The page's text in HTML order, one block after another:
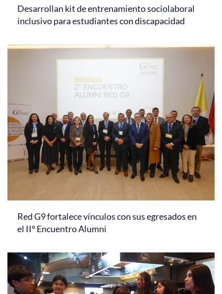
Desarrollan kit de entrenamiento sociolaboral
inclusivo para estudiantes con discapacidad
Red G9 fortalece vínculos con sus egresados en
el II° Encuentro Alumni